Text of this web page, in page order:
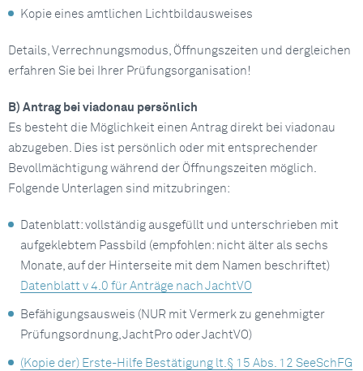
Kopie eines amtlichen Lichtbildausweises
Details, Verrechnungsmodus, Öffnungszeiten und dergleichen
erfahren Sie bei Ihrer Prüfungsorganisation!
B) Antrag bei viadonau persönlich
Es besteht die Möglichkeit einen Antrag direkt bei viadonau
abzugeben. Dies ist persönlich oder mit entsprechender
Bevollmächtigung während der Öffnungszeiten möglich.
Folgende Unterlagen sind mitzubringen:
Datenblatt: vollständig ausgefüllt und unterschrieben mit
aufgeklebtem Passbild (empfohlen: nicht älter als sechs
Monate, auf der Hinterseite mit dem Namen beschriftet)
Datenblatt v 4.0 für Anträge nach JachtVO
Befähigungsausweis (NUR mit Vermerk zu genehmigter
Prüfungsordnung, JachtPro oder JachtVO)
(Kopie der) Erste-Hilfe Bestätigung lt.§ 15 Abs. 12 SeeSchFG